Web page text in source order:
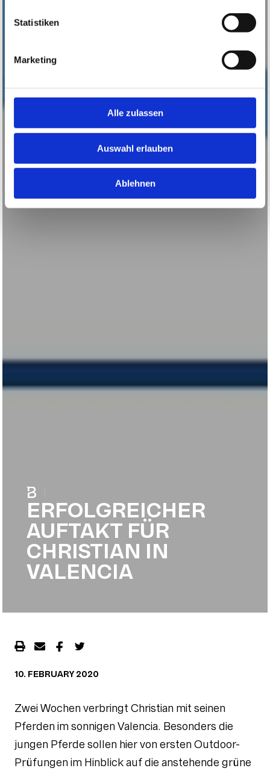
Statistiken
Marketing
Alle zulassen
Auswahl erlauben
Ablehnen
ERFOLGREICHER
AUFTAKT FÜR
CHRISTIAN IN
VALENCIA
10. FEBRUARY 2020
Zwei Wochen verbringt Christian mit seinen
Pferden im sonnigen Valencia. Besonders die
jungen Pferde sollen hier von ersten Outdoor-
Prüfungen im Hinblick auf die anstehende grüne